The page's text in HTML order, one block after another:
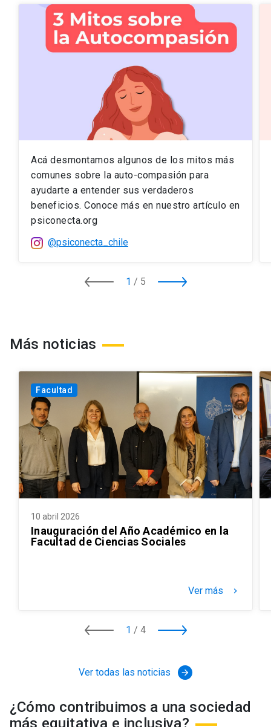
Acá desmontamos algunos de los mitos más
comunes sobre la auto-compasión para
ayudarte a entender sus verdaderos
beneficios. Conoce más en nuestro artículo en
psiconecta.org
@psiconecta_chile
1 / 5
Más noticias
Facultad
10 abril 2026
Inauguración del Año Académico en la
Facultad de Ciencias Sociales
Ver más keyboard_arrow_right
1 / 4
Ver todas las noticias arrow_forward
¿Cómo contribuimos a una sociedad
más equitativa e inclusiva?